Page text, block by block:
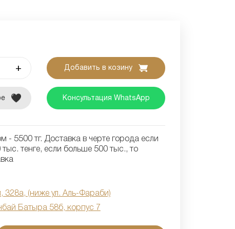
+ Добавить в козину
Консультация WhatsApp
- 5500 тг. Доставка в черте города если
тенге, если больше 500 тыс., то
328а, (ниже ул. Аль-Фараби)
Батыра 58б, корпус 7